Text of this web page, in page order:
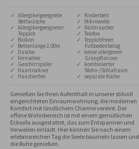
✓ Allergikergeeignete
Bettwäsche
✓ Allergikergeeigneter
Teppich
✓ Balkon
✓ Bettenlänge 2.00m
✓ Dusche
✓ Fernseher
✓ Geschirrspüler
✓ Haartrockner
✓ Haustierfrei
✓ Kinderbett
✓ Mikrowelle
✓ Nichtraucher
✓ Telefon
✓ Teppichfreier
Fußbodenbelag
✓ keine allergenen
Grünpflanzen
✓ kombinierter
Wohn-/Schlafraum
✓ separate Küche
Genießen Sie Ihren Aufenthalt in unserer stilvoll
eingerichteten Einraumwohnung, die modernen
Komfort mit ländlichem Charme vereint. Der
offene Wohnbereich ist mit einem gemütlichen
Ecksofa ausgestattet, das zum Entspannen und
Verweilen einlädt. Hier können Sie nach einem
erlebnisreichen Tag die Seele baumeln lassen und
die Ruhe genießen.